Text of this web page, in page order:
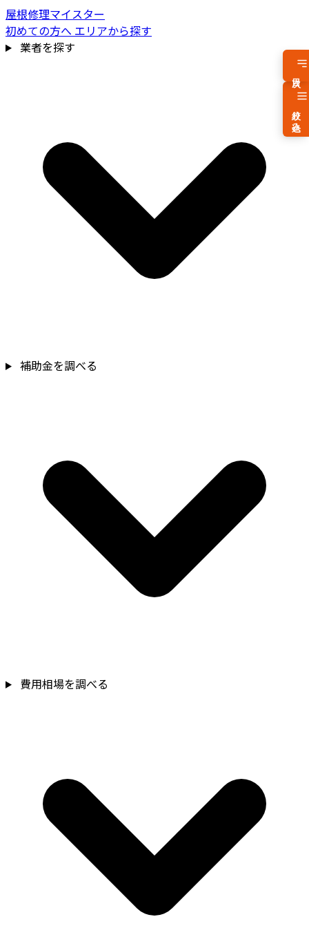
屋根修理マイスター
初めての方へ エリアから探す
業者を探す
補助金を調べる
費用相場を調べる
費用相場を見る
絞り込み